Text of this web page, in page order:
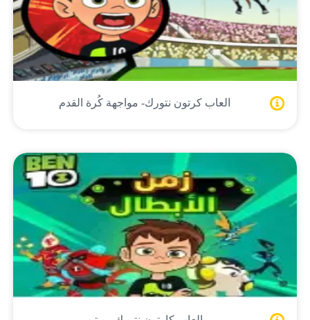
العاب كرتون نتورك- مواجهة كُرة القدم